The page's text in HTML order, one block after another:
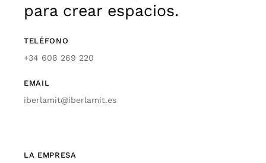
para crear espacios.
TELÉFONO
+34 608 269 220
EMAIL
iberlamit@iberlamit.es
LA EMPRESA